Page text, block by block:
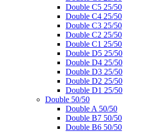
Double C5 25/50
Double C4 25/50
Double C3 25/50
Double C2 25/50
Double C1 25/50
Double D5 25/50
Double D4 25/50
Double D3 25/50
Double D2 25/50
Double D1 25/50
Double 50/50
Double A 50/50
Double B7 50/50
Double B6 50/50